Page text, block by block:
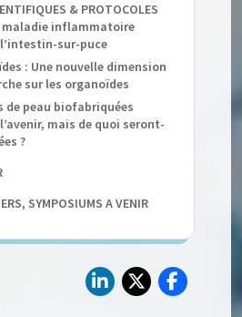
& PROTOCOLES
maladie inflammatoire
sur-puce
: Une nouvelle dimension
sur les organoïdes
de peau biofabriquées
mais de quoi seront-
?
SYMPOSIUMS A VENIR